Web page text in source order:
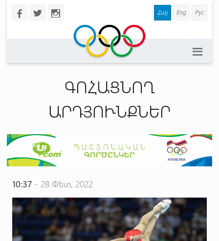
b a x Հայ Eng Рус
ԳՈՀԱՑՆՈՂ
ԱՐԴՅՈՒՆՔՆԵՐ
10:37 - 28 Փետ, 2022